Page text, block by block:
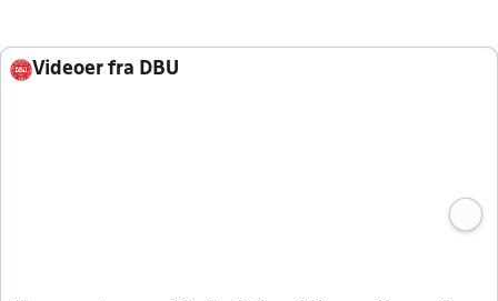
Videoer fra DBU